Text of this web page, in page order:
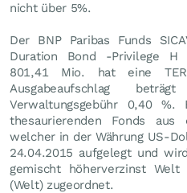
nicht über 5%.
Der BNP Paribas Funds
Duration Bond -Privilege
801,41 Mio. hat eine
Ausgabeaufschlag
Verwaltungsgebühr 0,40
thesaurierenden Fonds aus
welcher in der Währung US-
24.04.2015 aufgelegt und
gemischt höherverzinst Welt
(Welt) zugeordnet.